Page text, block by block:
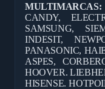
MULTIMARCAS:
CANDY,
SAMSUNG,
INDESIT,
PANASONIC,
ASPES,
HOOVER.
HISENSE.